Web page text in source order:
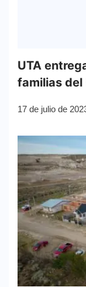
UTA
familias del
17 de julio de